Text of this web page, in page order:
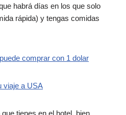
habrá días en los que solo
rápida) y tengas comidas
comprar con 1 dolar
viaje a USA